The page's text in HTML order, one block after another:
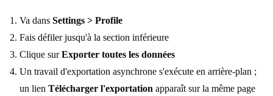
Va dans Settings > Profile
Fais défiler jusqu'à la section inférieure
Clique surExporter toutes les données
Un travail d'exportation asynchrone s'exécute en arrière-plan ;
un lien Télécharger l'exportation apparaît sur la même page